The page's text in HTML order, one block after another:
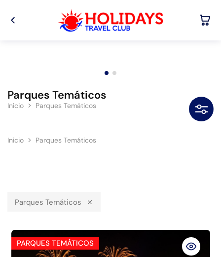
Parques Temáticos
Inicio Parques Temáticos
Inicio Parques Temáticos
Parques Temáticos
PARQUES TEMÁTICOS